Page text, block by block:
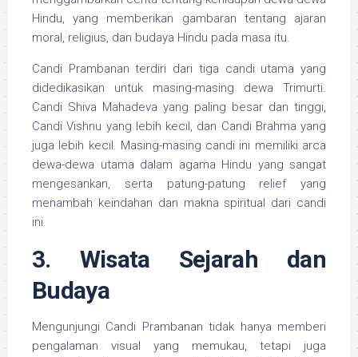
Hindu, yang memberikan gambaran tentang ajaran
moral, religius, dan budaya Hindu pada masa itu.
Candi Prambanan terdiri dari tiga candi utama yang
didedikasikan untuk masing-masing dewa Trimurti.
Candi Shiva Mahadeva yang paling besar dan tinggi,
Candi Vishnu yang lebih kecil, dan Candi Brahma yang
juga lebih kecil. Masing-masing candi ini memiliki arca
dewa-dewa utama dalam agama Hindu yang sangat
mengesankan, serta patung-patung relief yang
menambah keindahan dan makna spiritual dari candi
ini.
3. Wisata Sejarah dan
Budaya
Mengunjungi Candi Prambanan tidak hanya memberi
pengalaman visual yang memukau, tetapi juga